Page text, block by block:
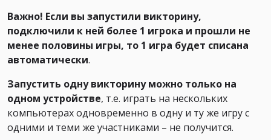
Важно! Если вы запустили викторину,
подключили к ней более 1 игрока и прошли не
менее половины игры, то 1 игра будет списана
автоматически.
Запустить одну викторину можно только на
одном устройстве, т.е. играть на нескольких
компьютерах одновременно в одну и ту же игру с
одними и теми же участниками – не получится.